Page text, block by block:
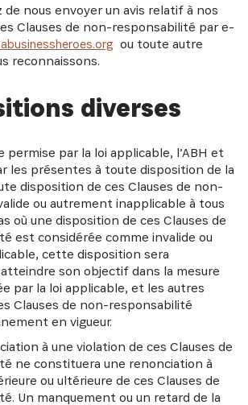
de nous envoyer un avis relatif à nos
Clauses de non-responsabilité par e-
ou toute autre
reconnaissons.
diverses
permise par la loi applicable, l’ABH et
les présentes à toute disposition de la
disposition de ces Clauses de non-
ou autrement inapplicable à tous
où une disposition de ces Clauses de
est considérée comme invalide ou
cette disposition sera
son objectif dans la mesure
par la loi applicable, et les autres
Clauses de non-responsabilité
en vigueur.
à une violation de ces Clauses de
ne constituera une renonciation à
ou ultérieure de ces Clauses de
Un manquement ou un retard de la